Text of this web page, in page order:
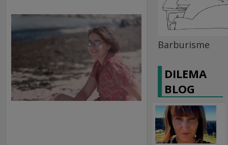
Barburisme
DILEMA
BLOG